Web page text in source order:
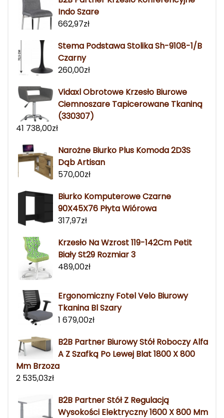
Indo Szare
662,97zł
Stema Podstawa Stolika Sh-9108-1/B
Czarny
260,00zł
Vidaxl Obrotowe Krzesło Biurowe
Ciemnoszare Tapicerowane Tkaniną
(330307)
41 738,00zł
Narożne Biurko Plus Komoda 2D3S
Dąb Artisan
570,00zł
Biurko Komputerowe Czarne
90X45X76 Płyta Wiórowa
317,97zł
Krzesło Na Wzrost 119-142Cm Petit
Biały St29 Rozmiar 3
489,00zł
Ergonomiczny Fotel Velo Biurowy
Tkanina Bl Szary
1 679,00zł
B2B Partner Biurowy Stół Roboczy Alfa
A Z Szafką Po Lewej Blat 1800 X 800
Mm Brzoza
2 535,03zł
B2B Partner Stół Z Regulacją
Wysokości Elektryczny 1600 X 800 Mm